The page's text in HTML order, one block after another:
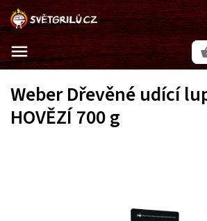
Weber Dřevěné udící
HOVĚZÍ 700 g